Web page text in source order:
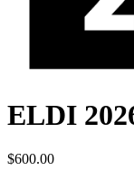
ELDI
$600.00